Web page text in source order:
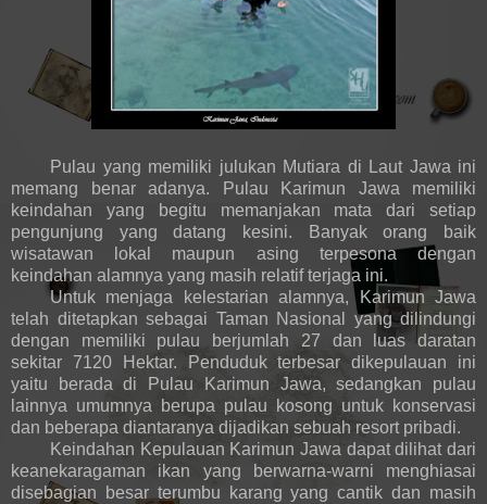
Pulau yang memiliki julukan Mutiara di Laut Jawa ini
memang benar adanya. Pulau Karimun Jawa memiliki
keindahan yang begitu memanjakan mata dari setiap
pengunjung yang datang kesini. Banyak orang baik
wisatawan lokal maupun asing terpesona dengan
keindahan alamnya yang masih relatif terjaga ini.
Untuk menjaga kelestarian alamnya, Karimun Jawa
telah ditetapkan sebagai Taman Nasional yang dilindungi
dengan memiliki pulau berjumlah 27 dan luas daratan
sekitar 7120 Hektar. Penduduk terbesar dikepulauan ini
yaitu berada di Pulau Karimun Jawa, sedangkan pulau
lainnya umumnya berupa pulau kosong untuk konservasi
dan beberapa diantaranya dijadikan sebuah resort pribadi.
Keindahan Kepulauan Karimun Jawa dapat dilihat dari
keanekaragaman ikan yang berwarna-warni menghiasai
disebagian besar terumbu karang yang cantik dan masih